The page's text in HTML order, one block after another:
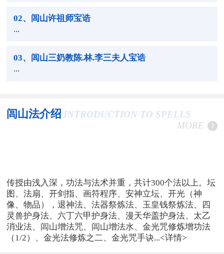
02、闾山许祖师宝诰
...
03、闾山三奶教陈.林.李三夫人宝诰
...
闾山法介绍 INTRODUCTION TO SPELLS
MORE
传授由浅入深，功法与法术并重，共计300个法以上。坛
图、法扇、开剑指、画符程序、安神立坛、开光（神
像、物品），退神法、法器祭炼法、玉皇钱祭炼法、四
灵兽护身法、六丁六甲护身法、漫天华盖护身法、太乙
消业法、闾山增法咒、闾山增法水、金光咒修炼增功法
（1/2）、金光法修炼之二、金光咒手诀...<详情>